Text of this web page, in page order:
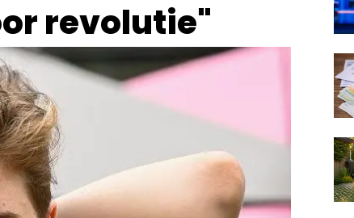
revolutie"